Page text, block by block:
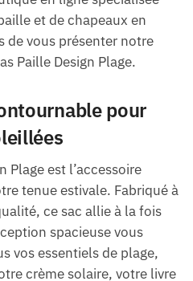
et de chapeaux en
de vous présenter notre
Paille Design Plage.
pour
Plage est l’accessoire
tenue estivale. Fabriqué à
ce sac allie à la fois
spacieuse vous
vos essentiels de plage,
crème solaire, votre livre